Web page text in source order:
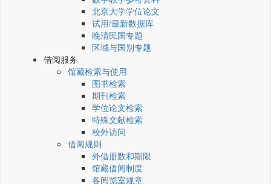
北京大学学位论文
试用/最新数据库
晚清民国专题
区域与国别专题
借阅服务
馆藏检索与使用
图书检索
期刊检索
学位论文检索
特殊文献检索
校外访问
借阅规则
外借册数和期限
馆藏借阅制度
各阅览室规章